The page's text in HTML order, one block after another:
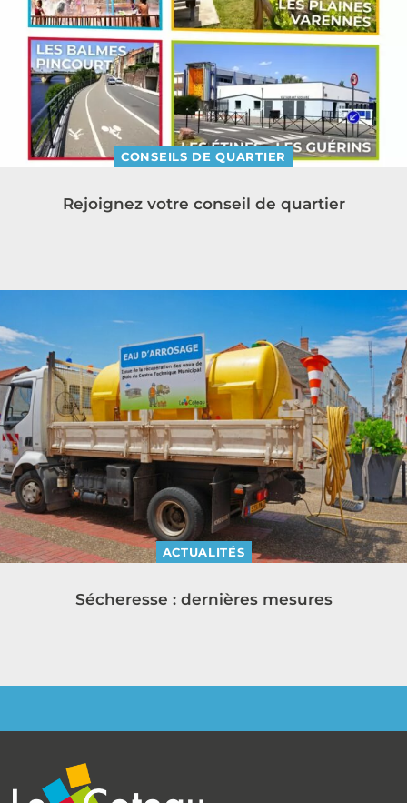
CONSEILS DE QUARTIER
Rejoignez votre conseil de quartier
ACTUALITÉS
Sécheresse : dernières mesures